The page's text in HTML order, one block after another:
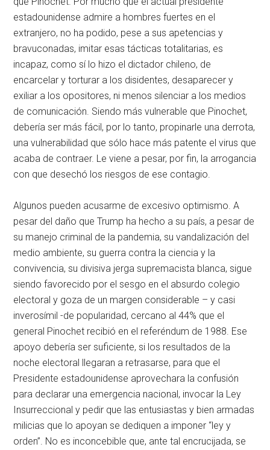
estadounidense admire a hombres fuertes en el
extranjero, no ha podido, pese a sus apetencias y
bravuconadas, imitar esas tácticas totalitarias, es
incapaz, como sí lo hizo el dictador chileno, de
encarcelar y torturar a los disidentes, desaparecer y
exiliar a los opositores, ni menos silenciar a los medios
de comunicación. Siendo más vulnerable que Pinochet,
debería ser más fácil, por lo tanto, propinarle una derrota,
una vulnerabilidad que sólo hace más patente el virus que
acaba de contraer. Le viene a pesar, por fin, la arrogancia
con que desechó los riesgos de ese contagio.
Algunos pueden acusarme de excesivo optimismo. A
pesar del daño que Trump ha hecho a su país, a pesar de
su manejo criminal de la pandemia, su vandalización del
medio ambiente, su guerra contra la ciencia y la
convivencia, su divisiva jerga supremacista blanca, sigue
siendo favorecido por el sesgo en el absurdo colegio
electoral y goza de un margen considerable – y casi
inverosímil -de popularidad, cercano al 44% que el
general Pinochet recibió en el referéndum de 1988. Ese
apoyo debería ser suficiente, si los resultados de la
noche electoral llegaran a retrasarse, para que el
Presidente estadounidense aprovechara la confusión
para declarar una emergencia nacional, invocar la Ley
Insurreccional y pedir que las entusiastas y bien armadas
milicias que lo apoyan se dediquen a imponer “ley y
orden”. No es inconcebible que, ante tal encrucijada, se